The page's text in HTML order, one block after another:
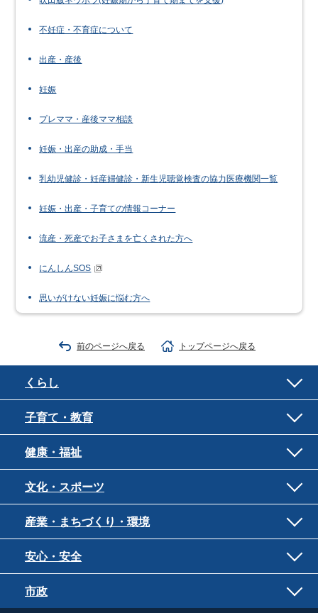
不妊症・不育症について
出産・産後
妊娠
プレママ・産後ママ相談
妊娠・出産の助成・手当
乳幼児健診・妊産婦健診・新生児聴覚検査の協力医療機関一覧
妊娠・出産・子育ての情報コーナー
流産・死産でお子さまを亡くされた方へ
にんしんSOS
思いがけない妊娠に悩む方へ
前のページへ戻る トップページへ戻る
くらし
子育て・教育
健康・福祉
文化・スポーツ
産業・まちづくり・環境
安心・安全
市政